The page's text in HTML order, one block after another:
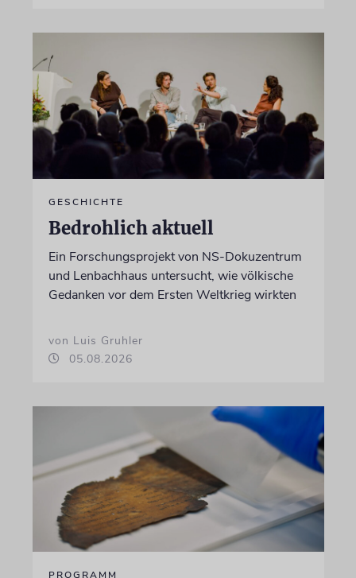
GESCHICHTE
Bedrohlich aktuell
Ein Forschungsprojekt von NS-Dokuzentrum
und Lenbachhaus untersucht, wie völkische
Gedanken vor dem Ersten Weltkrieg wirkten
von Luis Gruhler
05.08.2026
PROGRAMM